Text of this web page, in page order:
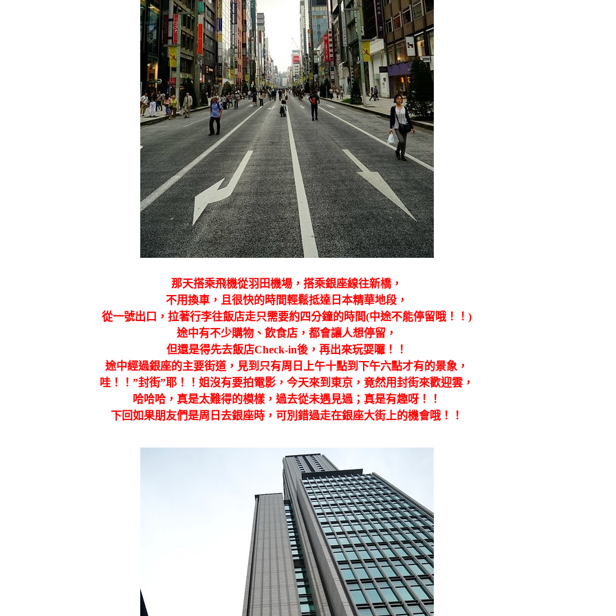
那天搭乘飛機從羽田機場，搭乘銀座線往新橋，
不用換車，且很快的時間輕鬆抵達日本精華地段，
從一號出口，拉著行李往飯店走只需要約四分鐘的時間(中途不能停留哦！！)
途中有不少購物、飲食店，都會讓人想停留，
但還是得先去飯店Check-in後，再出來玩耍囉！！
途中經過銀座的主要街道，見到只有周日上午十點到下午六點才有的景象，
哇！！”封街”耶！！姐沒有要拍電影，今天來到東京，竟然用封街來歡迎雲，
哈哈哈，真是太難得的模樣，過去從未遇見過；真是有趣呀！！
下回如果朋友們是周日去銀座時，可別錯過走在銀座大街上的機會哦！！